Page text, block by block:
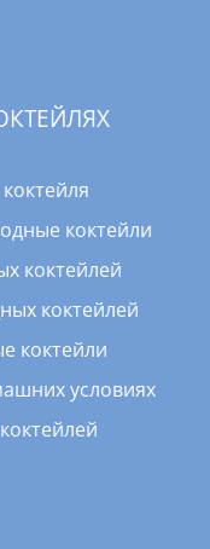
коктейли
коктейлей
коктейлей
коктейли
условиях